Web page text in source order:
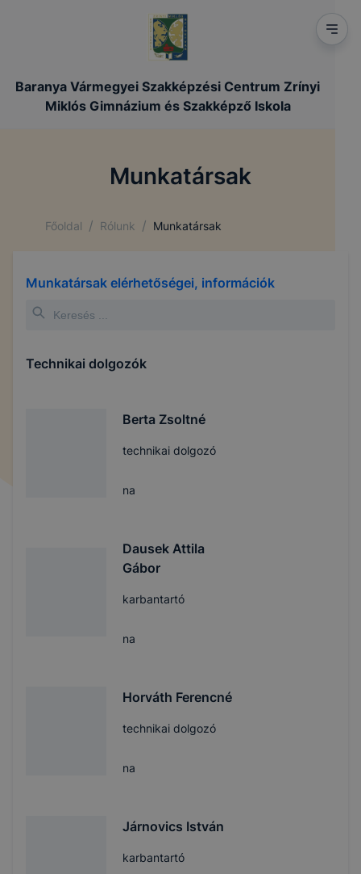
Baranya Vármegyei Szakképzési Centrum Zrínyi
Miklós Gimnázium és Szakképző Iskola
Munkatársak
Főoldal / Rólunk / Munkatársak
Munkatársak elérhetőségei, információk
Technikai dolgozók
Berta Zsoltné
technikai dolgozó
na
Dausek Attila
Gábor
karbantartó
na
Horváth Ferencné
technikai dolgozó
na
Járnovics István
karbantartó